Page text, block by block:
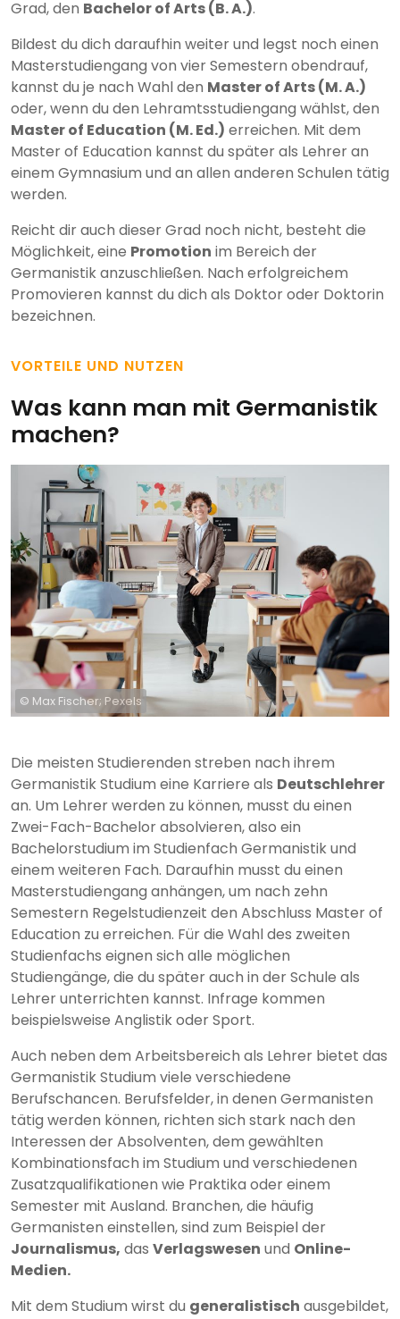
Grad, den Bachelor of Arts (B. A.).
Bildest du dich daraufhin weiter und legst noch einen
Masterstudiengang von vier Semestern obendrauf,
kannst du je nach Wahl den Master of Arts (M. A.)
oder, wenn du den Lehramtsstudiengang wählst, den
Master of Education (M. Ed.) erreichen. Mit dem
Master of Education kannst du später als Lehrer an
einem Gymnasium und an allen anderen Schulen tätig
werden.
Reicht dir auch dieser Grad noch nicht, besteht die
Möglichkeit, eine Promotion im Bereich der
Germanistik anzuschließen. Nach erfolgreichem
Promovieren kannst du dich als Doktor oder Doktorin
bezeichnen.
VORTEILE UND NUTZEN
Was kann man mit Germanistik
machen?
© Max Fischer; Pexels
Die meisten Studierenden streben nach ihrem
Germanistik Studium eine Karriere als Deutschlehrer
an. Um Lehrer werden zu können, musst du einen
Zwei-Fach-Bachelor absolvieren, also ein
Bachelorstudium im Studienfach Germanistik und
einem weiteren Fach. Daraufhin musst du einen
Masterstudiengang anhängen, um nach zehn
Semestern Regelstudienzeit den Abschluss Master of
Education zu erreichen. Für die Wahl des zweiten
Studienfachs eignen sich alle möglichen
Studiengänge, die du später auch in der Schule als
Lehrer unterrichten kannst. Infrage kommen
beispielsweise Anglistik oder Sport.
Auch neben dem Arbeitsbereich als Lehrer bietet das
Germanistik Studium viele verschiedene
Berufschancen. Berufsfelder, in denen Germanisten
tätig werden können, richten sich stark nach den
Interessen der Absolventen, dem gewählten
Kombinationsfach im Studium und verschiedenen
Zusatzqualifikationen wie Praktika oder einem
Semester mit Ausland. Branchen, die häufig
Germanisten einstellen, sind zum Beispiel der
Journalismus, das Verlagswesen und Online-
Medien.
Mit dem Studium wirst du generalistisch ausgebildet,